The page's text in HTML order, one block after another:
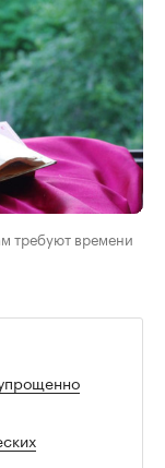
требуют времени